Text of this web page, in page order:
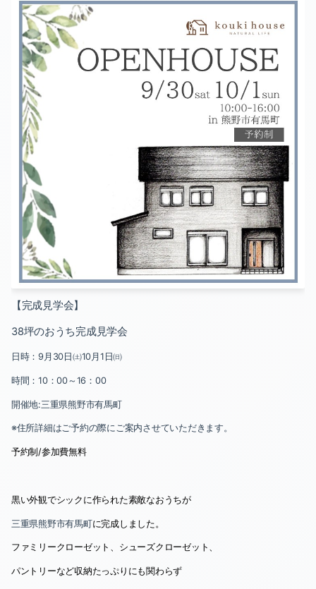
【完成見学会】
38坪のおうち完成見学会
日時：9 月 30 日㈯10月 1 日㈰
時間：10：00～ 16 ： 00
開催地:三重県熊野市有馬町
※住所詳細はご予約の際にご案内させていただきます。
予約制/参加費無料
黒い外観でシックに作られた素敵なおうちが
三重県熊野市有馬町に完成しました。
ファミリークローゼット、シューズクローゼット、
パントリーなど収納たっぷりにも関わらず